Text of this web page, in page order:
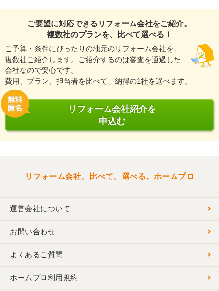
ご要望に対応できるリフォーム会社をご紹介。
複数社のプランを、比べて選べる！
ご予算・条件にぴったりの地元のリフォーム会社を、
複数社ご紹介します。ご紹介するのは審査を通過した
会社なので安心です。
費用、プラン、担当者を比べて、納得の1社を選べます。
リフォーム会社紹介を
申込む
リフォーム会社、比べて、選べる。ホームプロ
運営会社について
お問い合わせ
よくあるご質問
ホームプロ利用規約